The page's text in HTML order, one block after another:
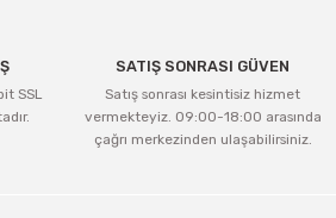
SSL
SATIŞ SONRASI GÜVEN
Satış sonrası kesintisiz hizmet
vermekteyiz. 09:00-18:00 arasında
çağrı merkezinden ulaşabilirsiniz.